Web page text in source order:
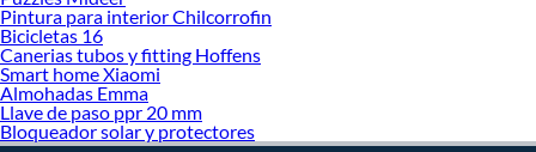
Pintura para interior Chilcorrofin
Bicicletas 16
Canerias tubos y fitting Hoffens
Smart home Xiaomi
Almohadas Emma
Llave de paso ppr 20 mm
Bloqueador solar y protectores